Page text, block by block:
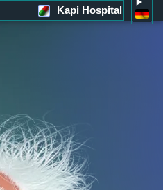
Kapi Hospital